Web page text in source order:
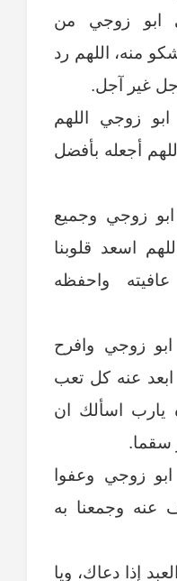
ابو زوجي من
منه، اللهم رد
غير آجل.
زوجي اللهم
أجعله بأفضل
زوجي وجميع
اسعد قلوبنا
واحفظه
زوجي وافرح
ابعد عنه كل تعب
يارب اسألك ان
سقما.
زوجي وعفوا
عنه وجمعنا به
إذا دعاك، ويا